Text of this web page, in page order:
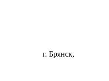
г. Брянск,